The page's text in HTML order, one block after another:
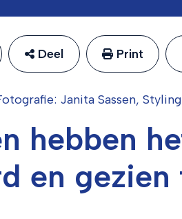
Deel Print
Janita Sassen,
hebben
en gezien